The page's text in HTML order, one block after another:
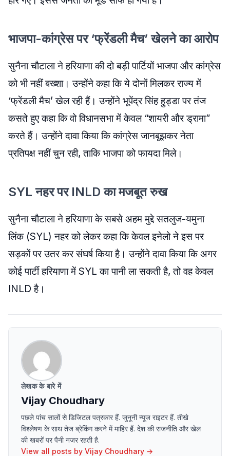
भाजपा-कांग्रेस पर ‘फ्रेंडली मैच’ खेलने का आरोप
सुनैना चौटाला ने हरियाणा की दो बड़ी पार्टियों भाजपा और कांग्रेस
को भी नहीं बख्शा। उन्होंने कहा कि ये दोनों मिलकर राज्य में
‘फ्रेंडली मैच’ खेल रही हैं। उन्होंने भूपेंद्र सिंह हुड्डा पर तंज
कसते हुए कहा कि वो विधानसभा में केवल “शायरी और ड्रामा”
करते हैं। उन्होंने दावा किया कि कांग्रेस जानबूझकर नेता
प्रतिपक्ष नहीं चुन रही, ताकि भाजपा को फायदा मिले।
SYL नहर पर INLD का मजबूत रुख
सुनैना चौटाला ने हरियाणा के सबसे अहम मुद्दे सतलुज-यमुना
लिंक (SYL) नहर को लेकर कहा कि केवल इनेलो ने इस पर
सड़कों पर उतर कर संघर्ष किया है। उन्होंने दावा किया कि अगर
कोई पार्टी हरियाणा में SYL का पानी ला सकती है, तो वह केवल
INLD है।
लेखक के बारे में
Vijay Choudhary
पछले पांच सालों से डिजिटल पत्रकार हैं. जुनूनी न्यूज राइटर हैं. तीखे
विश्लेषण के साथ तेज ब्रेकिंग करने में माहिर हैं. देश की राजनीति और खेल
की खबरों पर पैनी नजर रहती है.
View all posts by Vijay Choudhary →